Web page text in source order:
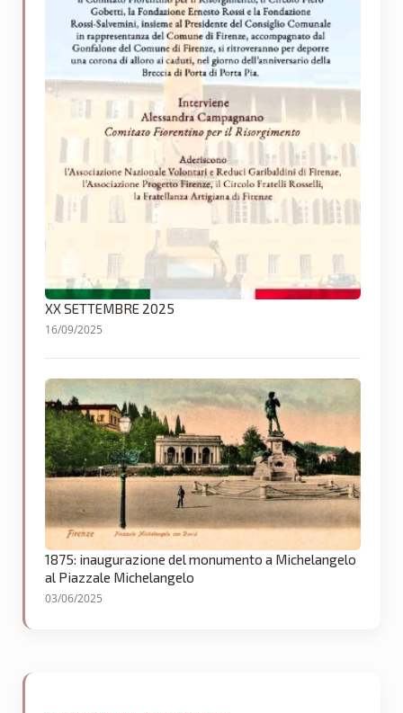
XX SETTEMBRE 2025
16/09/2025
1875: inaugurazione del monumento a Michelangelo
al Piazzale Michelangelo
03/06/2025